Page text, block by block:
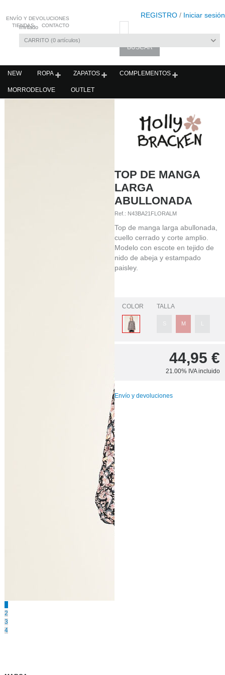
REGISTRO / Iniciar sesión
Invitado
CARRITO 0 artículos
ENVÍO Y DEVOLUCIONES
TIENDAS
CONTACTO
NEW ROPA ZAPATOS COMPLEMENTOS
MORRODELOVE OUTLET
2
3
4
TOP DE MANGA
LARGA
ABULLONADA
Ref.: N43BA21FLORALM
Top de manga larga abullonada,
cuello cerrado y corte amplio.
Modelo con escote en tejido de
nido de abeja y estampado
paisley.
COLOR TALLA
M
44,95 €
21.00% IVA incluido
Envío y devoluciones